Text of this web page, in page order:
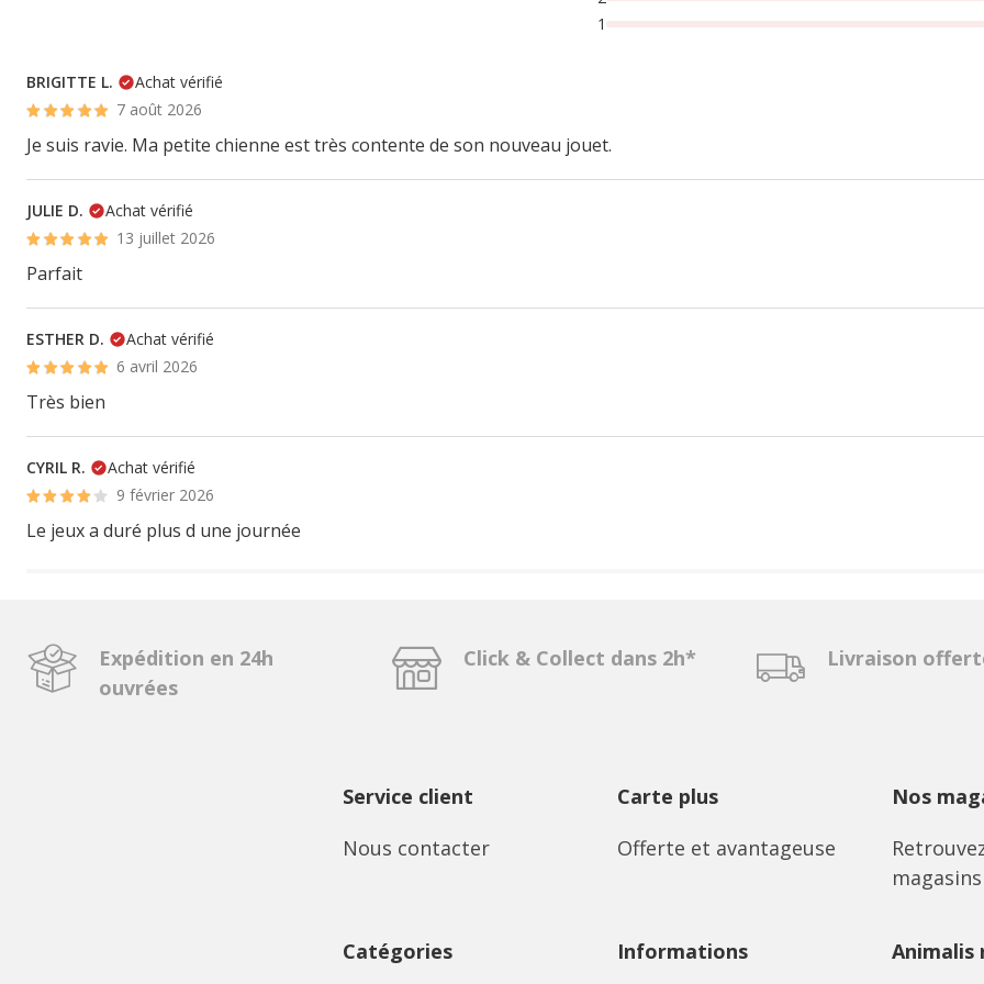
1
BRIGITTE L.
Achat vérifié
7 août 2026
Je suis ravie. Ma petite chienne est très contente de son nouveau jouet.
JULIE D.
Achat vérifié
13 juillet 2026
Parfait
ESTHER D.
Achat vérifié
6 avril 2026
Très bien
CYRIL R.
Achat vérifié
9 février 2026
Le jeux a duré plus d une journée
Expédition en 24h
ouvrées
Click & Collect dans 2h* Livraison
Service client
Nous contacter
Carte plus
Offerte et avantageuse
Nos
magasins
Catégories Informations Animalis